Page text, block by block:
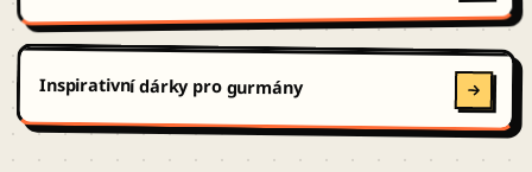
Inspirativní dárky pro gurmány